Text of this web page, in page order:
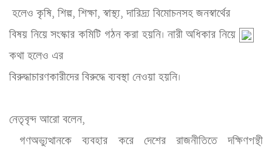
হলেও কৃষি, শিল্প, শিক্ষা, স্বাস্থ্য, দারিদ্র্য বিমোচনসহ জনস্বার্থের
বিষয় নিয়ে সংস্কার কমিটি গঠন করা হয়নি। নারী অধিকার নিয়ে
কথা হলেও এর
বিরুদ্ধাচারণকারীদের বিরুদ্ধে ব্যবস্থা নেওয়া হয়নি।
নেতৃবৃন্দ আরো বলেন,